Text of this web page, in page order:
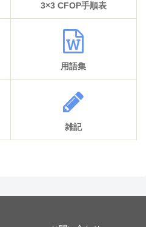
3×3 CFOP手順表
用語集
雑記